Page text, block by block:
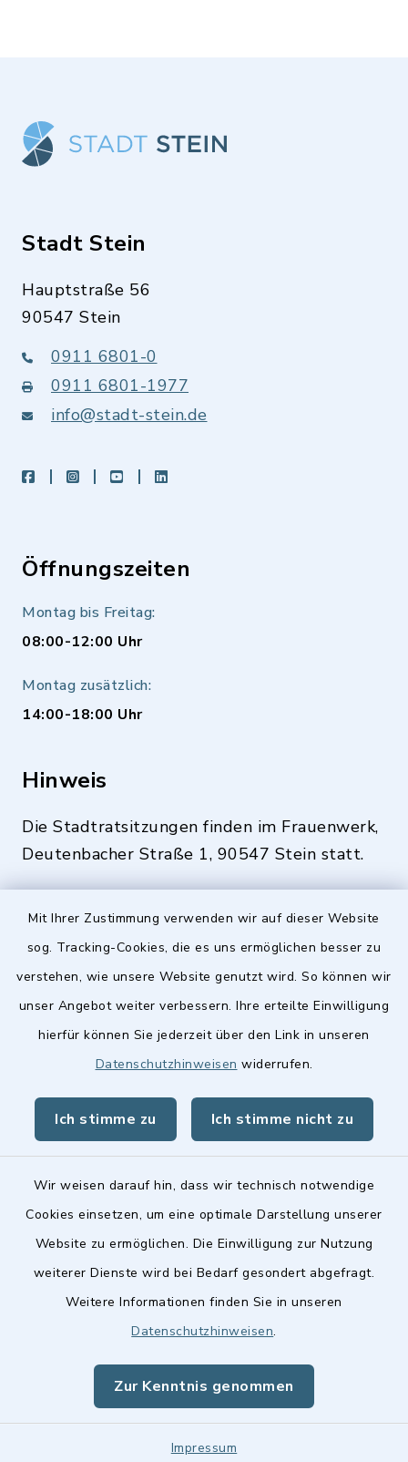
Mit Ihrer Zustimmung verwenden wir auf dieser Website
sog. Tracking-Cookies, die es uns ermöglichen besser zu
verstehen, wie unsere Website genutzt wird. So können wir
unser Angebot weiter verbessern. Ihre erteilte Einwilligung
hierfür können Sie jederzeit über den Link in unseren
Datenschutzhinweisen widerrufen.
Ich stimme zu Ich stimme nicht zu
Wir weisen darauf hin, dass wir technisch notwendige
Cookies einsetzen, um eine optimale Darstellung unserer
Website zu ermöglichen. Die Einwilligung zur Nutzung
weiterer Dienste wird bei Bedarf gesondert abgefragt.
Weitere Informationen finden Sie in unseren
Datenschutzhinweisen.
Zur Kenntnis genommen
Impressum
Stadt Stein
Hauptstraße 56
90547 Stein
0911 6801-0
0911 6801-1977
info@stadt-stein.de
facebookinstagramyoutubeLinkedIn
Öffnungszeiten
Montag bis Freitag:
08:00-12:00 Uhr
Montag zusätzlich:
14:00-18:00 Uhr
Hinweis
Die Stadtratsitzungen finden im Frauenwerk,
Deutenbacher Straße 1, 90547 Stein statt.
Quicklinks
BayernPortal
Landkreis Fürth
Kontakt
Barrierefreiheit
Datenschutz
Sitemap
Cookie-Einstellungen